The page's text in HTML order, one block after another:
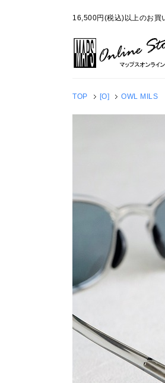
16,500円(税込)以上のお買
TOP [O] OWL MILS